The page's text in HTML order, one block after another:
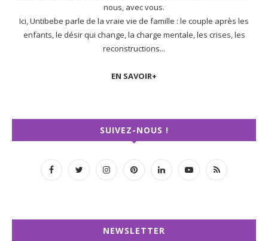
nous, avec vous.
Ici, Untibebe parle de la vraie vie de famille : le couple après les
enfants, le désir qui change, la charge mentale, les crises, les
reconstructions...
EN SAVOIR+
SUIVEZ-NOUS !
NEWSLETTER